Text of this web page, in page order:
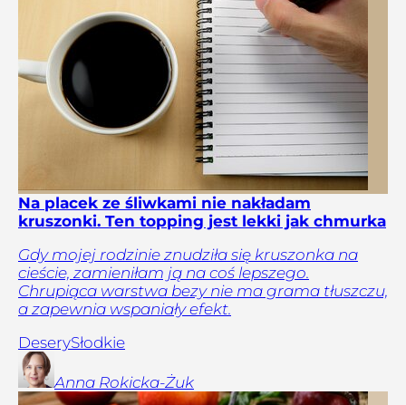
Na placek ze śliwkami nie nakładam
kruszonki. Ten topping jest lekki jak chmurka
Gdy mojej rodzinie znudziła się kruszonka na
cieście, zamieniłam ją na coś lepszego.
Chrupiąca warstwa bezy nie ma grama tłuszczu,
a zapewnia wspaniały efekt.
DeserySłodkie
Anna Rokicka-Żuk